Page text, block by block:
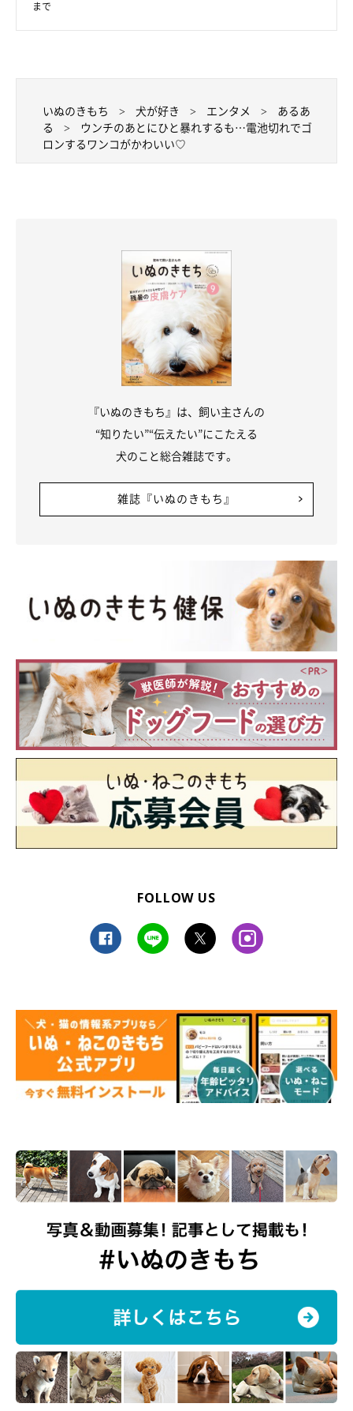
まで
いぬのきもち 犬が好き エンタメ
あるあ
る
ウンチのあとにひと暴れするも…電池切れでゴ
ロンするワンコがかわいい♡
『いぬのきもち』は、飼い主さんの
“知りたい”“伝えたい”にこたえる
犬のこと総合雑誌です。
雑誌『いぬのきもち』
FOLLOW US